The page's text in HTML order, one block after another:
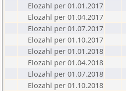
Elozahl per 01.01.2017
Elozahl per 01.04.2017
Elozahl per 01.07.2017
Elozahl per 01.10.2017
Elozahl per 01.01.2018
Elozahl per 01.04.2018
Elozahl per 01.07.2018
Elozahl per 01.10.2018